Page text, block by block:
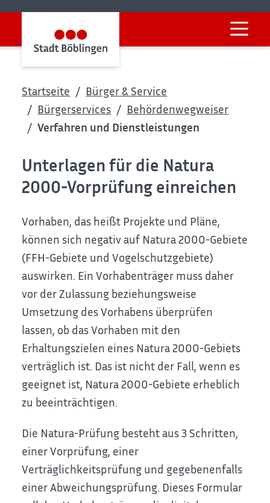
Startseite
Bürger & Service
Bürgerservices
Behördenwegweiser
Verfahren und Dienstleistungen
Unterlagen für die Natura
2000-Vorprüfung einreichen
Vorhaben, das heißt Projekte und Pläne,
können sich negativ auf Natura 2000-Gebiete
(FFH-Gebiete und Vogelschutzgebiete)
auswirken. Ein Vorhabenträger muss daher
vor der Zulassung beziehungsweise
Umsetzung des Vorhabens überprüfen
lassen, ob das Vorhaben mit den
Erhaltungszielen eines Natura 2000-Gebiets
verträglich ist. Das ist nicht der Fall, wenn es
geeignet ist, Natura 2000-Gebiete erheblich
zu beeinträchtigen.
Die Natura-Prüfung besteht aus 3 Schritten,
einer Vorprüfung, einer
Verträglichkeitsprüfung und gegebenenfalls
einer Abweichungsprüfung. Dieses Formular